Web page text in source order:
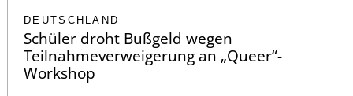
DEUTSCHLAND
Schüler droht Bußgeld wegen
Teilnahmeverweigerung an „Queer“-
Workshop